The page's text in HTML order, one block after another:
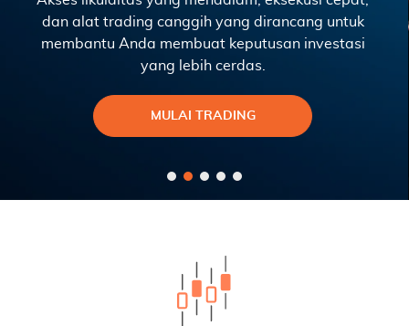
dan alat trading canggih yang dirancang untuk
membantu Anda membuat keputusan investasi
yang lebih cerdas.
MULAI TRADING